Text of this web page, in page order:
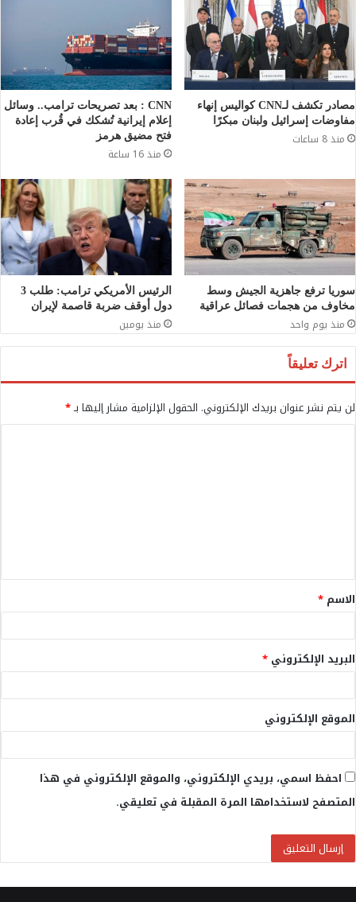
مصادر تكشف لـCNN كواليس إنهاء
مفاوضات إسرائيل ولبنان مبكرًا
منذ 8 ساعات
CNN : بعد تصريحات ترامب.. وسائل
إعلام إيرانية تُشكك في قُرب إعادة
فتح مضيق هرمز
منذ 16 ساعة
سوريا ترفع جاهزية الجيش وسط
مخاوف من هجمات فصائل عراقية
منذ يوم واحد
الرئيس الأمريكي ترامب: طلب 3
دول أوقف ضربة قاصمة لإيران
منذ يومين
اترك تعليقاً
لن يتم نشر عنوان بريدك الإلكتروني. الحقول الإلزامية مشار إليها بـ*
ق
*
الاسم *
البريد الإلكتروني *
الموقع الإلكتروني
احفظ اسمي، بريدي الإلكتروني، والموقع الإلكتروني في هذا
المتصفح لاستخدامها المرة المقبلة في تعليقي.